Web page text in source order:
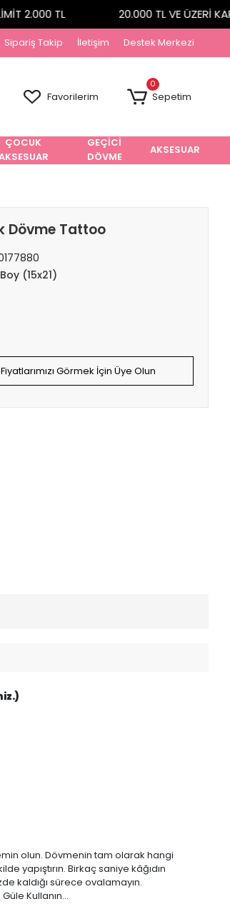
2.000 TL 20.000 TL VE ÜZERİ
Sipariş Takip İletişim Destek Merkezi
Favorilerim
0
Sepetim
ÇOCUK
GEÇİCİ
DÖVME
AKSESUAR
Dövme Tattoo
(15x21)
Görmek İçin Üye Olun
olun. Dövmenin tam olarak hangi
yapıştırın. Birkaç saniye kâğıdın
kaldığı sürece ovalamayın.
Kullanın...